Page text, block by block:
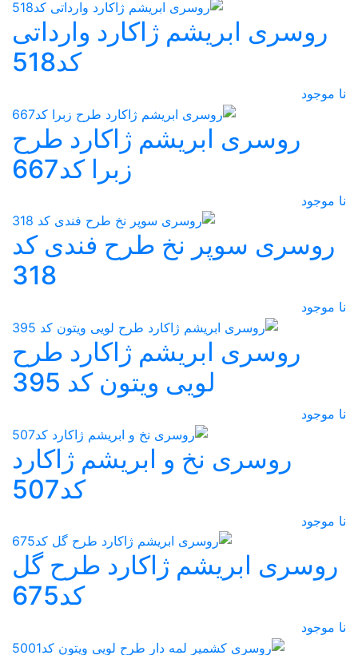
روسری ابریشم ژاکارد وارداتی
کد518
نا موجود
روسری ابریشم ژاکارد طرح
زبرا کد667
نا موجود
روسری سوپر نخ طرح فندی کد
318
نا موجود
روسری ابریشم ژاکارد طرح
لویی ویتون کد 395
نا موجود
روسری نخ و ابریشم ژاکارد
کد507
نا موجود
روسری ابریشم ژاکارد طرح گل
کد675
نا موجود